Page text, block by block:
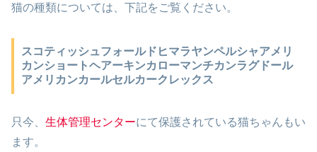
猫の種類については、下記をご覧ください。
スコティッシュフォールドヒマラヤンペルシャアメリ
カンショートヘアーキンカローマンチカンラグドール
アメリカンカールセルカークレックス
只今、 生体管理センターにて保護されている猫ちゃんもい
ます。